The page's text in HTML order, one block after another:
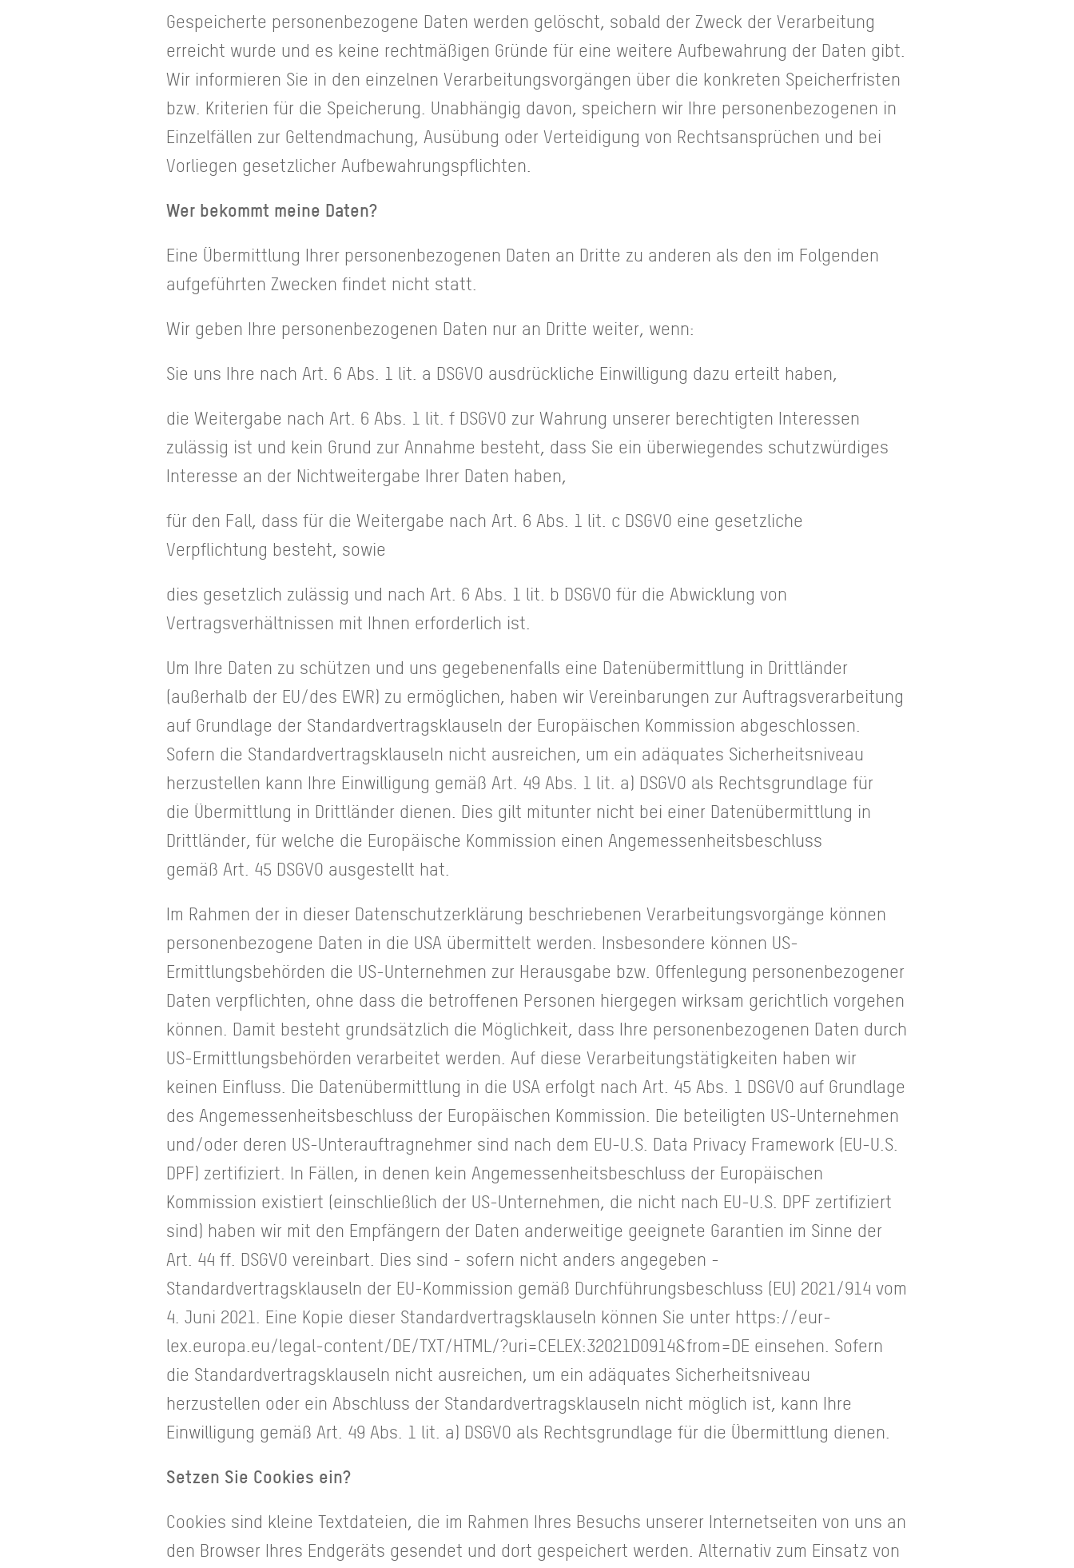
Gespeicherte personenbezogene Daten werden gelöscht, sobald der Zweck der Verarbeitung
erreicht wurde und es keine rechtmäßigen Gründe für eine weitere Aufbewahrung der Daten gibt.
Wir informieren Sie in den einzelnen Verarbeitungsvorgängen über die konkreten Speicherfristen
bzw. Kriterien für die Speicherung. Unabhängig davon, speichern wir Ihre personenbezogenen in
Einzelfällen zur Geltendmachung, Ausübung oder Verteidigung von Rechtsansprüchen und bei
Vorliegen gesetzlicher Aufbewahrungspflichten.
Wer bekommt meine Daten?
Eine Übermittlung Ihrer personenbezogenen Daten an Dritte zu anderen als den im Folgenden
aufgeführten Zwecken findet nicht statt.
Wir geben Ihre personenbezogenen Daten nur an Dritte weiter, wenn:
Sie uns Ihre nach Art. 6 Abs. 1 lit. a DSGVO ausdrückliche Einwilligung dazu erteilt haben,
die Weitergabe nach Art. 6 Abs. 1 lit. f DSGVO zur Wahrung unserer berechtigten Interessen
zulässig ist und kein Grund zur Annahme besteht, dass Sie ein überwiegendes schutzwürdiges
Interesse an der Nichtweitergabe Ihrer Daten haben,
für den Fall, dass für die Weitergabe nach Art. 6 Abs. 1 lit. c DSGVO eine gesetzliche
Verpflichtung besteht, sowie
dies gesetzlich zulässig und nach Art. 6 Abs. 1 lit. b DSGVO für die Abwicklung von
Vertragsverhältnissen mit Ihnen erforderlich ist.
Um Ihre Daten zu schützen und uns gegebenenfalls eine Datenübermittlung in Drittländer
(außerhalb der EU/des EWR) zu ermöglichen, haben wir Vereinbarungen zur Auftragsverarbeitung
auf Grundlage der Standardvertragsklauseln der Europäischen Kommission abgeschlossen.
Sofern die Standardvertragsklauseln nicht ausreichen, um ein adäquates Sicherheitsniveau
herzustellen kann Ihre Einwilligung gemäß Art. 49 Abs. 1 lit. a) DSGVO als Rechtsgrundlage für
die Übermittlung in Drittländer dienen. Dies gilt mitunter nicht bei einer Datenübermittlung in
Drittländer, für welche die Europäische Kommission einen Angemessenheitsbeschluss
gemäß Art. 45 DSGVO ausgestellt hat.
Im Rahmen der in dieser Datenschutzerklärung beschriebenen Verarbeitungsvorgänge können
personenbezogene Daten in die USA übermittelt werden. Insbesondere können US-
Ermittlungsbehörden die US-Unternehmen zur Herausgabe bzw. Offenlegung personenbezogener
Daten verpflichten, ohne dass die betroffenen Personen hiergegen wirksam gerichtlich vorgehen
können. Damit besteht grundsätzlich die Möglichkeit, dass Ihre personenbezogenen Daten durch
US-Ermittlungsbehörden verarbeitet werden. Auf diese Verarbeitungstätigkeiten haben wir
keinen Einfluss. Die Datenübermittlung in die USA erfolgt nach Art. 45 Abs. 1 DSGVO auf Grundlage
des Angemessenheitsbeschluss der Europäischen Kommission. Die beteiligten US-Unternehmen
und/oder deren US-Unterauftragnehmer sind nach dem EU-U.S. Data Privacy Framework (EU-U.S.
DPF) zertifiziert. In Fällen, in denen kein Angemessenheitsbeschluss der Europäischen
Kommission existiert (einschließlich der US-Unternehmen, die nicht nach EU-U.S. DPF zertifiziert
sind) haben wir mit den Empfängern der Daten anderweitige geeignete Garantien im Sinne der
Art. 44 ff. DSGVO vereinbart. Dies sind - sofern nicht anders angegeben -
Standardvertragsklauseln der EU-Kommission gemäß Durchführungsbeschluss (EU) 2021/914 vom
4. Juni 2021. Eine Kopie dieser Standardvertragsklauseln können Sie unter https://eur-
lex.europa.eu/legal-content/DE/TXT/HTML/?uri=CELEX:32021D0914&from=DE einsehen. Sofern
die Standardvertragsklauseln nicht ausreichen, um ein adäquates Sicherheitsniveau
herzustellen oder ein Abschluss der Standardvertragsklauseln nicht möglich ist, kann Ihre
Einwilligung gemäß Art. 49 Abs. 1 lit. a) DSGVO als Rechtsgrundlage für die Übermittlung dienen.
Setzen Sie Cookies ein?
Cookies sind kleine Textdateien, die im Rahmen Ihres Besuchs unserer Internetseiten von uns an
den Browser Ihres Endgeräts gesendet und dort gespeichert werden. Alternativ zum Einsatz von